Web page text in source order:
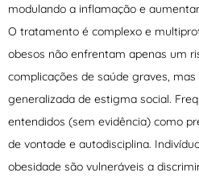
modulando a inflamação e
O tratamento é complexo e
obesos não enfrentam apenas um
complicações de saúde graves,
generalizada de estigma social.
entendidos (sem evidência) como
de vontade e autodisciplina.
obesidade são vulneráveis ​​a